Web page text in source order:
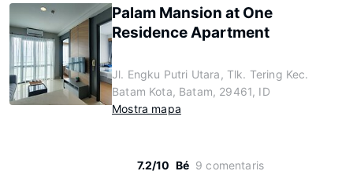
Palam Mansion at One
Residence Apartment
Jl. Engku Putri Utara, Tlk. Tering Kec.
Batam Kota, Batam, 29461, ID
Mostra mapa
7.2/10 Bé 9 comentaris